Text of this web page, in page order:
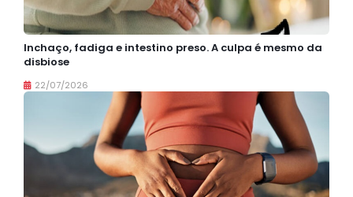
Inchaço, fadiga e intestino preso. A culpa é mesmo da
disbiose
22/07/2026